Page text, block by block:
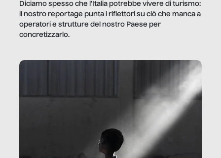
Diciamo spesso che l’Italia potrebbe vivere di turismo:
il nostro reportage punta i riflettori su ciò che manca a
operatori e strutture del nostro Paese per
concretizzarlo.